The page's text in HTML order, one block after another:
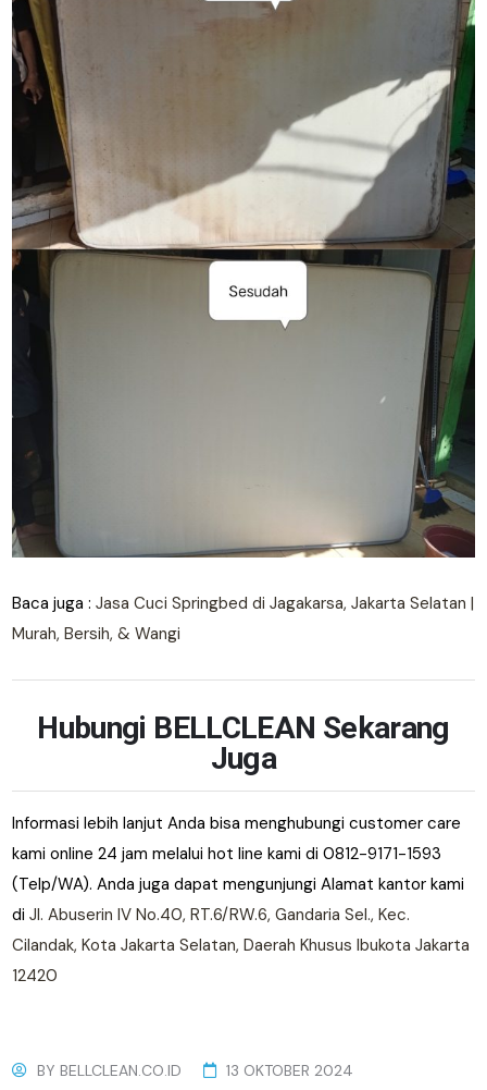
Baca juga :Jasa Cuci Springbed di Jagakarsa, Jakarta Selatan |
Murah, Bersih, & Wangi
Hubungi BELLCLEAN Sekarang
Juga
Informasi lebih lanjut Anda bisa menghubungi customer care
kami online 24 jam melalui hot line kami di 0812-9171-1593
(Telp/WA). Anda juga dapat mengunjungi Alamat kantor kami
diJl. Abuserin IV No.40, RT.6/RW.6, Gandaria Sel., Kec.
Cilandak, Kota Jakarta Selatan, Daerah Khusus Ibukota Jakarta
12420
BYBELLCLEAN.CO.ID
13 OKTOBER 2024